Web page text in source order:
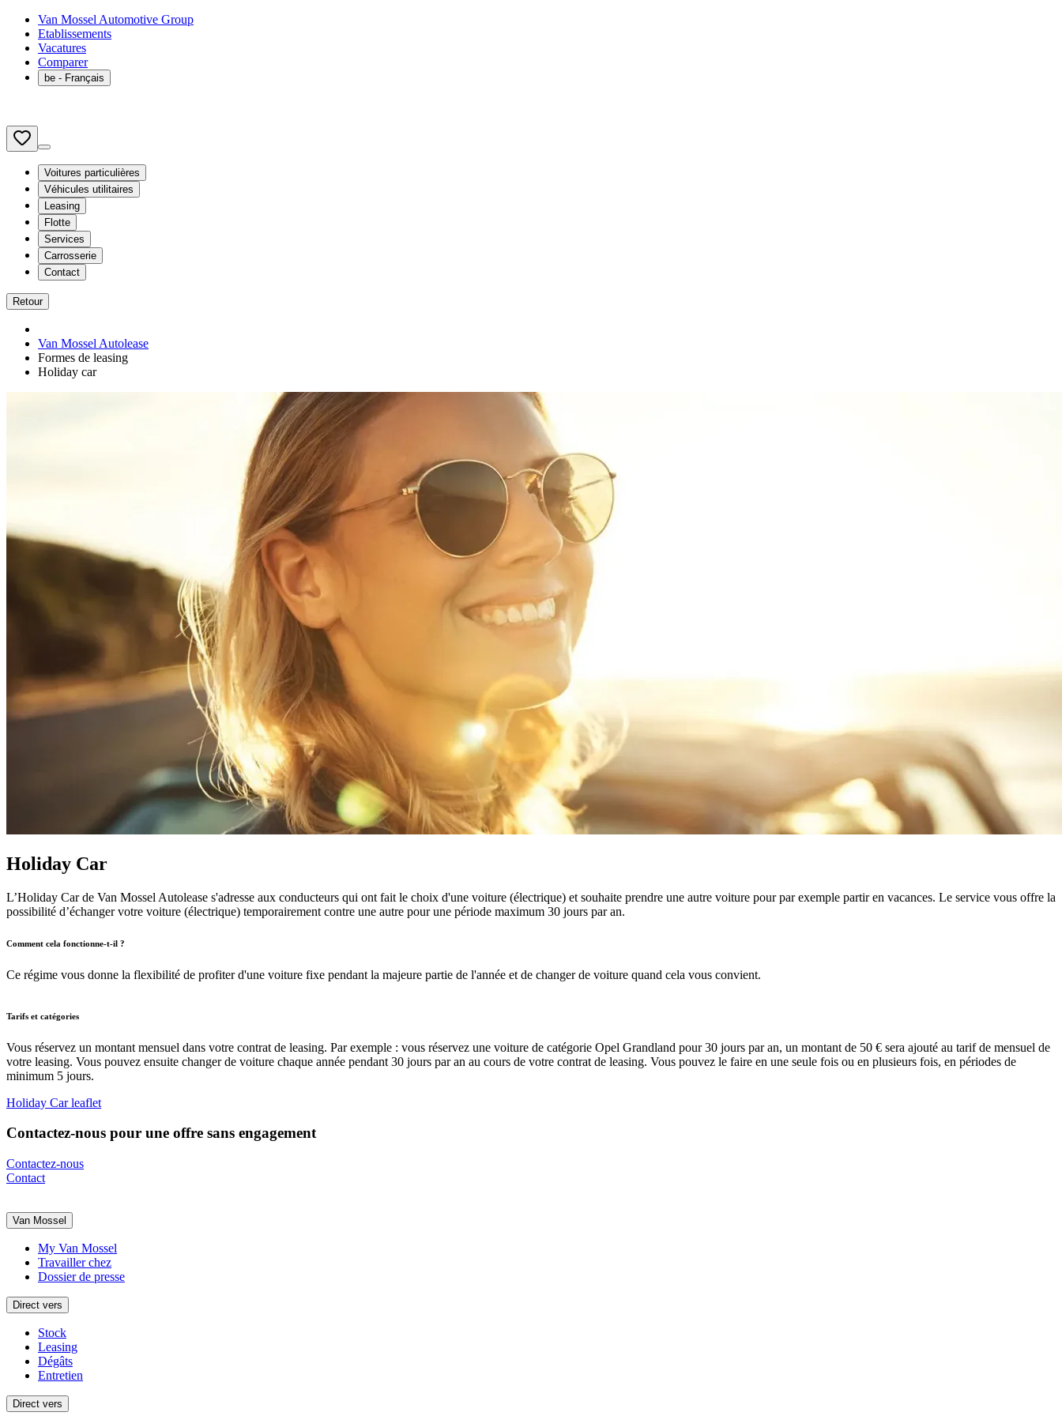
Van Mossel Automotive Group
Etablissements
Vacatures
Comparer
be - Français
Voitures particulières
Véhicules utilitaires
Leasing
Flotte
Services
Carrosserie
Contact
Retour
Van Mossel Autolease
Formes de leasing
Holiday car
Holiday Car
L’Holiday Car de Van Mossel Autolease s'adresse aux conducteurs qui ont fait le choix d'une voiture (électrique) et souhaite prendre une autre voiture pour par exemple partir en vacances. Le service vous offre la
possibilité d’échanger votre voiture (électrique) temporairement contre une autre pour une période maximum 30 jours par an.
Comment cela fonctionne-t-il ?
Ce régime vous donne la flexibilité de profiter d'une voiture fixe pendant la majeure partie de l'année et de changer de voiture quand cela vous convient.
Tarifs et catégories
Vous réservez un montant mensuel dans votre contrat de leasing. Par exemple : vous réservez une voiture de catégorie Opel Grandland pour 30 jours par an, un montant de 50 € sera ajouté au tarif de mensuel de
votre leasing. Vous pouvez ensuite changer de voiture chaque année pendant 30 jours par an au cours de votre contrat de leasing. Vous pouvez le faire en une seule fois ou en plusieurs fois, en périodes de
minimum 5 jours.
Holiday Car leaflet
Contactez-nous pour une offre sans engagement
Contactez-nous
Contact
Van Mossel
My Van Mossel
Travailler chez
Dossier de presse
Direct vers
Stock
Leasing
Dégâts
Entretien
Direct vers